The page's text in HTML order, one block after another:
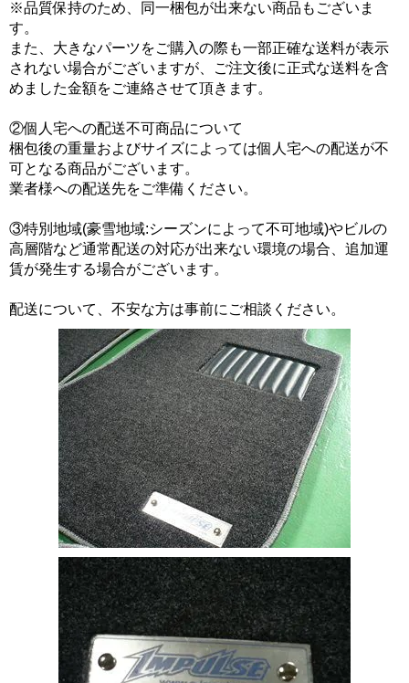
※品質保持のため、同一梱包が出来ない商品もございま
す。
また、大きなパーツをご購入の際も一部正確な送料が表示
されない場合がございますが、ご注文後に正式な送料を含
めました金額をご連絡させて頂きます。
②個人宅への配送不可商品について
梱包後の重量およびサイズによっては個人宅への配送が不
可となる商品がございます。
業者様への配送先をご準備ください。
③特別地域(豪雪地域:シーズンによって不可地域)やビルの
高層階など通常配送の対応が出来ない環境の場合、追加運
賃が発生する場合がございます。
配送について、不安な方は事前にご相談ください。